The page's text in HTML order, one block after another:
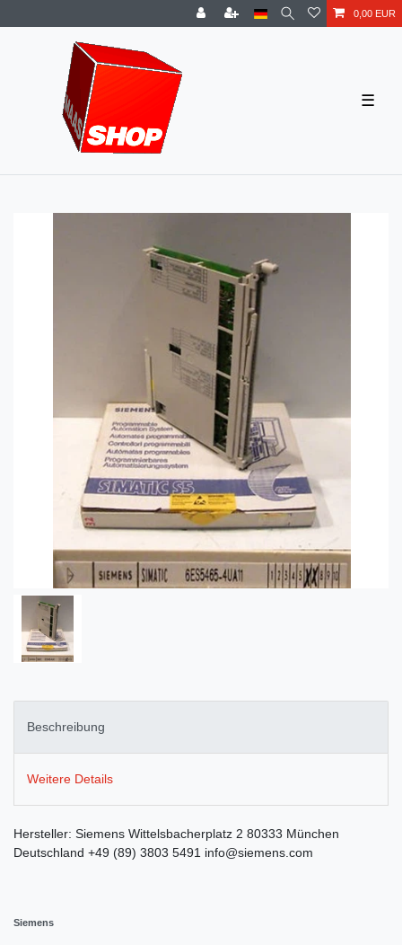
0,00 EUR
☰
Beschreibung
Weitere Details
Hersteller: Siemens Wittelsbacherplatz 2 80333 München
Deutschland +49 (89) 3803 5491 info@siemens.com
Siemens